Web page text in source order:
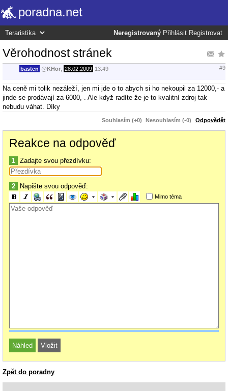
poradna.net
Neregistrovaný Přihlásit Registrovat
Věrohodnost stránek
basten @KHor 28.02.2009 13:49 #9
Na ceně mi tolik nezáleží, jen mi jde o to abych si ho nekoupil za 12000,- a
jinde se prodávají za 6000,-. Ale když radíte že je to kvalitní zdroj tak
nebudu váhat. Díky
Souhlasím (+0) Nesouhlasím (-0) Odpovědět
Reakce na odpověď
1 Zadajte svou přezdívku:
2 Napište svou odpověď:
Mimo téma
Zpět do poradny